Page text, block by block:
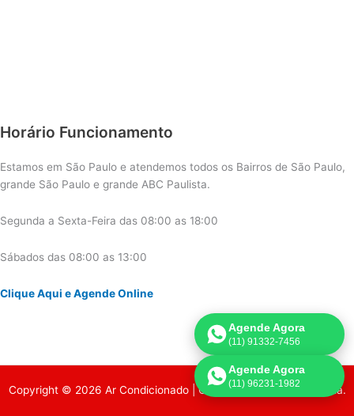
Horário Funcionamento
Estamos em São Paulo e atendemos todos os Bairros de São Paulo,
grande São Paulo e grande ABC Paulista.
Segunda a Sexta-Feira das 08:00 as 18:00
Sábados das 08:00 as 13:00
Clique Aqui e Agende Online
Copyright © 2026 Ar Condicionado | Criado por:Página de Venda.
Agende Agora
(11) 91332-7456
Agende Agora
(11) 96231-1982